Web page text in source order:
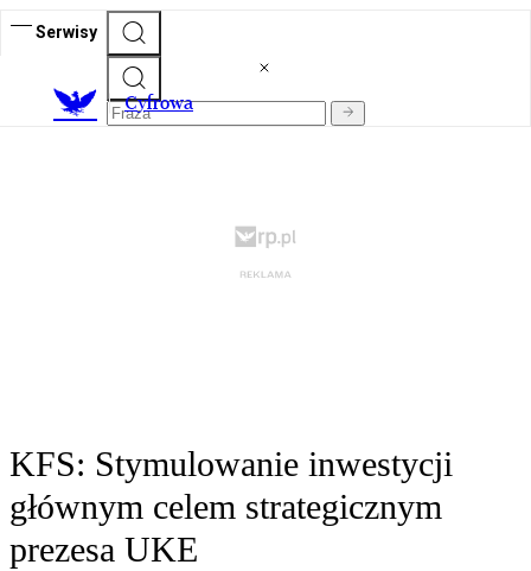
Serwisy
Cyfrowa
KFS: Stymulowanie inwestycji
głównym celem strategicznym
prezesa UKE